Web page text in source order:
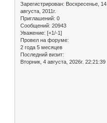
Зарегистрирован: Воскресенье, 14
августа, 2011г.
Приглашений: 0
Сообщений: 20943
Уважение: [+1/-1]
Провел на форуме:
2 года 5 месяцев
Последний визит:
Вторник, 4 августа, 2026г. 22:21:39